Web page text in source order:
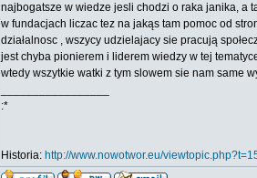
najbogatsze w wiedze jesli chodzi o raka janika, a
w fundacjach liczac tez na jakąs tam pomoc od
działalnosc , wszycy udzielajacy sie pracują
jest chyba pionierem i liderem wiedzy w tej
wtedy wszytkie watki z tym slowem sie nam same
:*
Historia: http://www.nowotwor.eu/